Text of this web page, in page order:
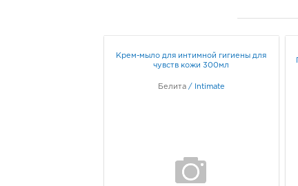
Крем-мыло для интимной гигиены для
чувств кожи 300мл
Белита / Intimate